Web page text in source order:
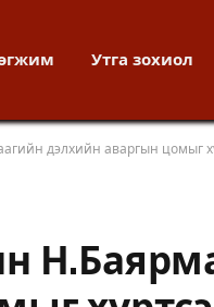
Утга зохиол
дэлхийн аваргын цомыг